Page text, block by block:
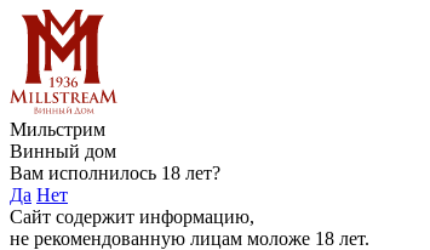
Мильстрим
Винный дом
Вам исполнилось 18 лет?
Да Нет
Сайт содержит информацию,
не рекомендованную лицам моложе 18 лет.